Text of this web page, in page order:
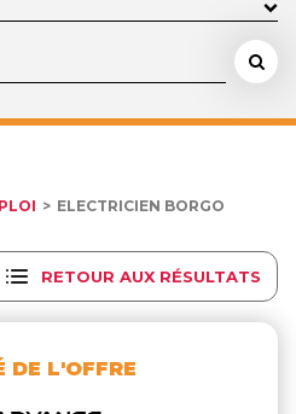
ELECTRICIEN BORGO
RETOUR AUX RÉSULTATS
DE L'OFFRE